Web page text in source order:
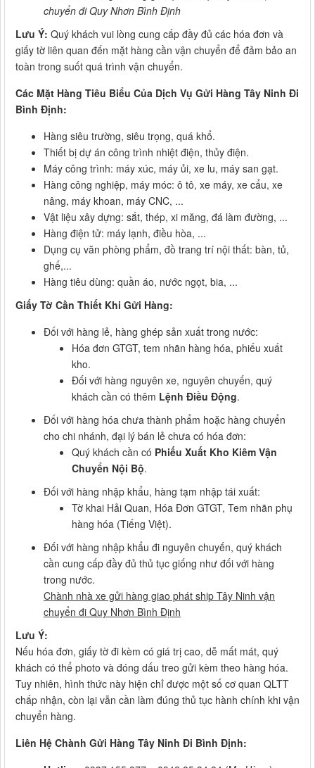
chuyển đi Quy Nhơn Bình Định
Lưu Ý: Quý khách vui lòng cung cấp đầy đủ các hóa đơn và
giấy tờ liên quan đến mặt hàng cần vận chuyển để đảm bảo an
toàn trong suốt quá trình vận chuyển.
Các Mặt Hàng Tiêu Biểu Của Dịch Vụ Gửi Hàng Tây Ninh Đi
Bình Định:
Hàng siêu trường, siêu trọng, quá khổ.
Thiết bị dự án công trình nhiệt điện, thủy điện.
Máy công trình: máy xúc, máy ủi, xe lu, máy san gạt.
Hàng công nghiệp, máy móc: ô tô, xe máy, xe cẩu, xe
nâng, máy khoan, máy CNC, ...
Vật liệu xây dựng: sắt, thép, xi măng, đá làm đường, ...
Hàng điện tử: máy lạnh, điều hòa, ...
Dụng cụ văn phòng phẩm, đồ trang trí nội thất: bàn, tủ,
ghế,...
Hàng tiêu dùng: quần áo, nước ngọt, bia, ...
Giấy Tờ Cần Thiết Khi Gửi Hàng:
Đối với hàng lẻ, hàng ghép sản xuất trong nước:
Hóa đơn GTGT, tem nhãn hàng hóa, phiếu xuất
kho.
Đối với hàng nguyên xe, nguyên chuyến, quý
khách cần có thêm Lệnh Điều Động.
Đối với hàng hóa chưa thành phẩm hoặc hàng chuyển
cho chi nhánh, đại lý bán lẻ chưa có hóa đơn:
Quý khách cần có Phiếu Xuất Kho Kiêm Vận
Chuyển Nội Bộ.
Đối với hàng nhập khẩu, hàng tạm nhập tái xuất:
Tờ khai Hải Quan, Hóa Đơn GTGT, Tem nhãn phụ
hàng hóa (Tiếng Việt).
Đối với hàng nhập khẩu đi nguyên chuyến, quý khách
cần cung cấp đầy đủ thủ tục giống như đối với hàng
trong nước.
Chành nhà xe gửi hàng giao phát ship Tây Ninh vận
chuyển đi Quy Nhơn Bình Định
Lưu Ý:
Nếu hóa đơn, giấy tờ đi kèm có giá trị cao, dễ mất mát, quý
khách có thể photo và đóng dấu treo gửi kèm theo hàng hóa.
Tuy nhiên, hình thức này hiện chỉ được một số cơ quan QLTT
chấp nhận, còn lại vẫn cần làm đúng thủ tục hành chính khi vận
chuyển hàng.
Liên Hệ Chành Gửi Hàng Tây Ninh Đi Bình Định: